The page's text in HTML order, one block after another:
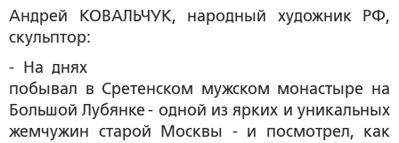
Андрей КОВАЛЬЧУК, народный художник РФ,
скульптор:
- На днях
побывал в Сретенском мужском монастыре на
Большой Лубянке - одной из ярких и уникальных
жемчужин старой Москвы - и посмотрел, как